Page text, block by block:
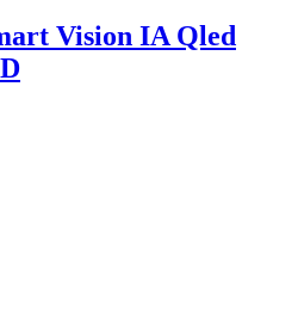
Vision IA Qled